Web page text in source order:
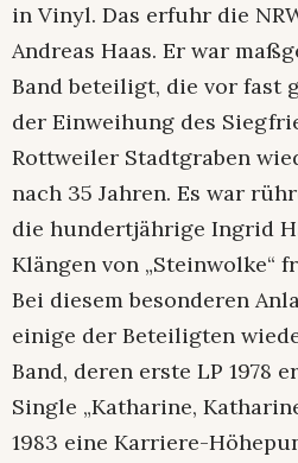
in Vinyl. Das erfuhr die
Andreas Haas. Er war
Band beteiligt, die vor fast
der Einweihung des
Rottweiler Stadtgraben
nach 35 Jahren. Es war
die hundertjährige Ingrid
Klängen von „Steinwolke“
Bei diesem besonderen
einige der Beteiligten
Band, deren erste LP 1978
Single „Katharine,
1983 eine Karriere-